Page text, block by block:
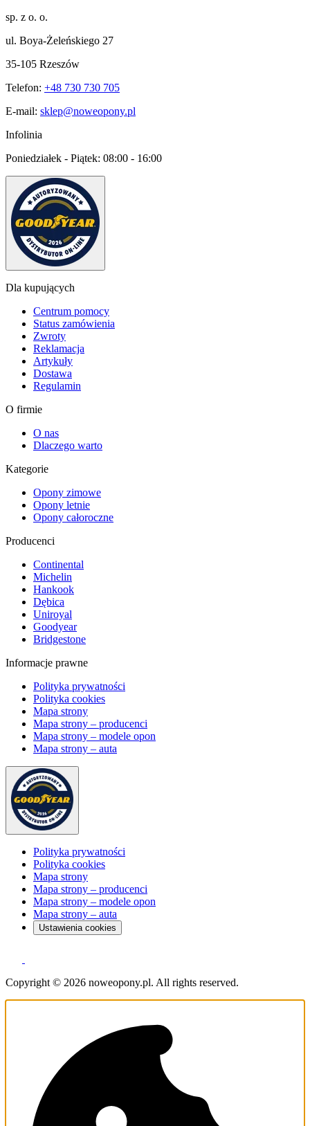
sp. z o. o.
ul. Boya-Żeleńskiego 27
35-105 Rzeszów
Telefon: +48 730 730 705
E-mail: sklep@noweopony.pl
Infolinia
Poniedziałek - Piątek: 08:00 - 16:00
Dla kupujących
Centrum pomocy
Status zamówienia
Zwroty
Reklamacja
Artykuły
Dostawa
Regulamin
O firmie
O nas
Dlaczego warto
Kategorie
Opony zimowe
Opony letnie
Opony całoroczne
Producenci
Continental
Michelin
Hankook
Dębica
Uniroyal
Goodyear
Bridgestone
Informacje prawne
Polityka prywatności
Polityka cookies
Mapa strony
Mapa strony – producenci
Mapa strony – modele opon
Mapa strony – auta
Polityka prywatności
Polityka cookies
Mapa strony
Mapa strony – producenci
Mapa strony – modele opon
Mapa strony – auta
Ustawienia cookies
Copyright © 2026 noweopony.pl. All rights reserved.